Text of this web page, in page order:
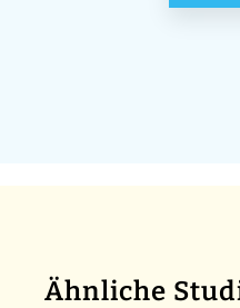
Ähnliche